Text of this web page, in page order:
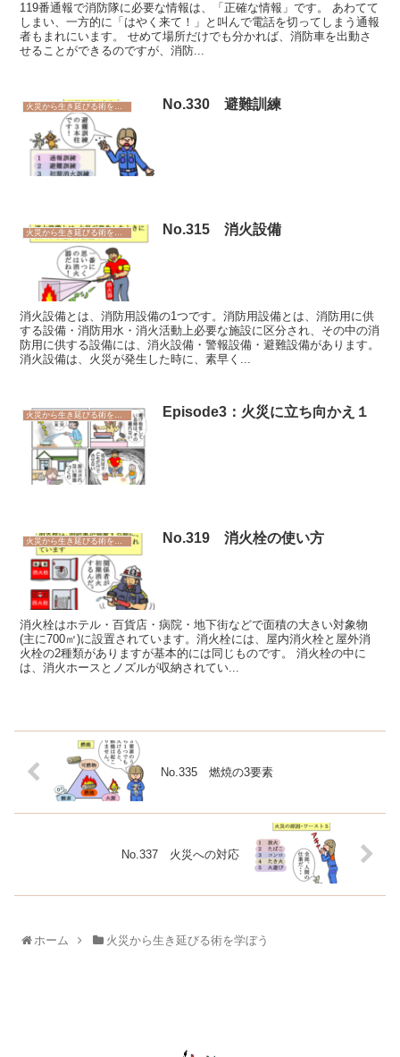
119番通報で消防隊に必要な情報は、「正確な情報」です。 あわてて
しまい、一方的に「はやく来て！」と叫んで電話を切ってしまう通報
者もまれにいます。 せめて場所だけでも分かれば、消防車を出動さ
せることができるのですが、消防...
火災から生き延びる術を学ぼう No.330 避難訓練
No.315 消火設備
消火設備とは、消防用設備の1つです。消防用設備とは、消防用に供
する設備・消防用水・消火活動上必要な施設に区分され、その中の消
防用に供する設備には、消火設備・警報設備・避難設備があります。
消火設備は、火災が発生した時に、素早く...
火災から生き延びる術を学ぼう Episode3：火災に立ち向かえ１
No.319 消火栓の使い方
消火栓はホテル・百貨店・病院・地下街などで面積の大きい対象物
(主に700㎡)に設置されています。消火栓には、屋内消火栓と屋外消
火栓の2種類がありますが基本的には同じものです。 消火栓の中に
は、消火ホースとノズルが収納されてい...
No.335 燃焼の3要素
No.337 火災への対応
ホーム 火災から生き延びる術を学ぼう